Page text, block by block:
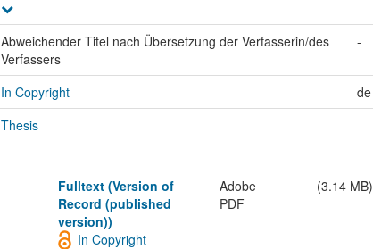
Abweichender Titel nach Übersetzung der Verfasserin/des
Verfassers
-
In Copyright
de
Thesis
Fulltext (Version of
Record (published
version))
Adobe
PDF
(3.14 MB)
In Copyright